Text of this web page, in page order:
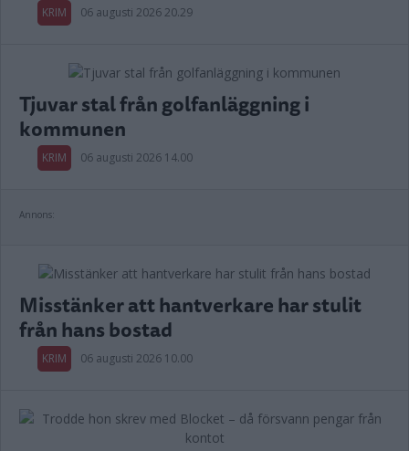
KRIM 06 augusti 2026 20.29
Tjuvar stal från golfanläggning i
kommunen
KRIM 06 augusti 2026 14.00
Annons:
Misstänker att hantverkare har stulit
från hans bostad
KRIM 06 augusti 2026 10.00